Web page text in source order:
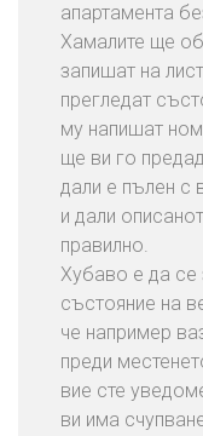
апартамента
Хамалите ще
запишат на
прегледат
му напишат
ще ви го
дали е пълен с
и дали
правилно.
Хубаво е да се
състояние на
че например
преди
вие сте
ви има